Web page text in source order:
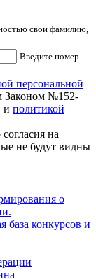
свои фамилию,
Введите номер
персональной
Законом №152-
и политикой
на
не будут видны